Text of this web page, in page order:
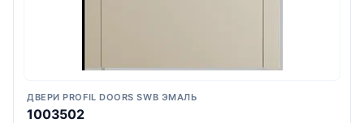
ДВЕРИ PROFIL DOORS SWB ЭМАЛЬ
1003502